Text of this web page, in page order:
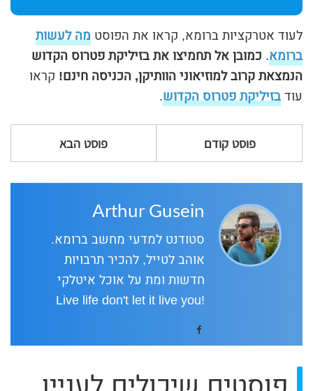
לעוד אטרקציות ברומא, קראו את הפוסט מה לעשות
ברומא. כמובן אל תחמיצו את בזיליקת פטרוס הקדוש
הנמצאת קרוב למוזיאוני הוותיקן, הכניסה חינם! קראו
עודבזיליקת פטרוס הקדוש.
פוסט קודם פוסט הבא
Arthur Gusein
סטודנט למדעי מחשב ברומא.
אוהב לטייל, להכיר תרבויות
חדשות ומת על אוכל איטלקי
!Live life don't let it live you